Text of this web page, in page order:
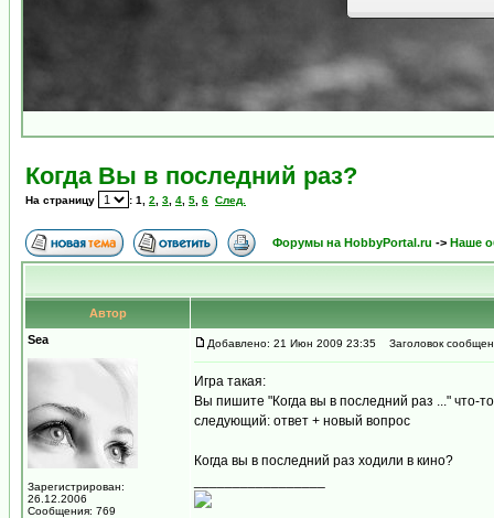
Когда Вы в последний раз?
На страницу : 1 2 3 4 5 6 След.
Форумы на HobbyPortal.ru -> Наше
Автор
Sea
Зарегистрирован:
26.12.2006
Сообщения: 769
Добавлено: 21 Июн 2009 23:35 Заголовок
Игра такая:
Вы пишите "Когда вы в последний раз ..." что-
следующий: ответ + новый вопрос
Когда вы в последний раз ходили в кино?